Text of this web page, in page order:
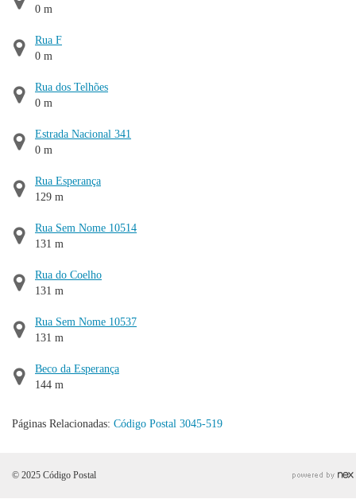
0 m
Rua F
0 m
Rua dos Telhões
0 m
Estrada Nacional 341
0 m
Rua Esperança
129 m
Rua Sem Nome 10514
131 m
Rua do Coelho
131 m
Rua Sem Nome 10537
131 m
Beco da Esperança
144 m
Páginas Relacionadas: Código Postal 3045-519
© 2025 Código Postal